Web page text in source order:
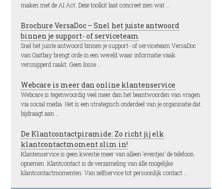
maken met de AI Act. Deze toolkit laat concreet zien wat …
Brochure VersaDoc – Snel het juiste antwoord
binnen je support- of serviceteam
Snel het juiste antwoord binnen je support- of serviceteam VersaDoc
van Qaitbay brengt orde in een wereld waar informatie vaak
versnipperd raakt. Geen losse …
Webcare is meer dan online klantenservice
Webcare is tegenwoordig veel meer dan het beantwoorden van vragen
via social media. Het is een strategisch onderdeel van je organisatie dat
bijdraagt aan …
De Klantcontactpiramide: Zo richt jij elk
klantcontactmoment slim in!
Klantenservice is geen kwestie meer van alleen ‘eventjes’ de telefoon
opnemen. Klantcontact is de verzameling van álle mogelijke
klantcontactmomenten. Van zelfservice tot persoonlijk contact …